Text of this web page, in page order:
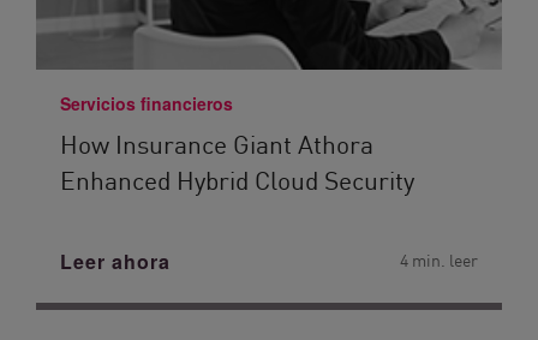
Servicios financieros
How Insurance Giant Athora
Enhanced Hybrid Cloud Security
Leer ahora 4 min. leer